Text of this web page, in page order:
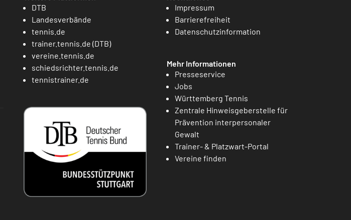
DTB
Landesverbände
tennis.de
trainer.tennis.de (DTB)
vereine.tennis.de
schiedsrichter.tennis.de
tennistrainer.de
Impressum
Barrierefreiheit
Datenschutzinformation
Mehr Informationen
Presseservice
Jobs
Württemberg Tennis
Zentrale Hinweisgeberstelle für
Prävention interpersonaler
Gewalt
Trainer- & Platzwart-Portal
Vereine finden